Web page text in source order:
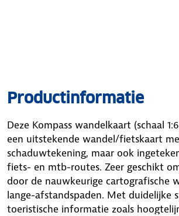
Productinformatie
Deze Kompass wandelkaart (schaal
een uitstekende wandel/fietskaart
schaduwtekening, maar ook
fiets- en mtb-routes. Zeer geschikt
door de nauwkeurige cartografische
lange-afstandspaden. Met duidelijke
toeristische informatie zoals